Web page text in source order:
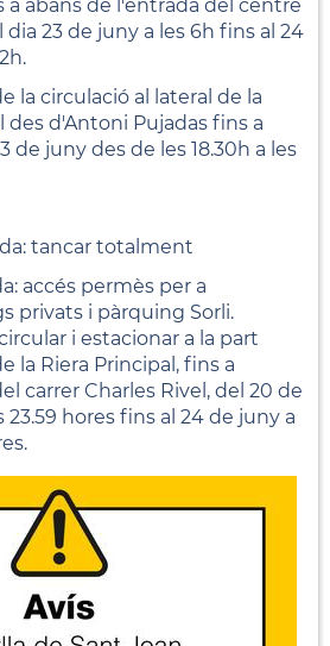
a abans de l'entrada del centre
23 de juny a les 6h fins al 24
la circulació al lateral de la
des d'Antoni Pujadas fins a
de juny des de les 18.30h a les
tancar totalment
accés permès per a
privats i pàrquing Sorli.
i estacionar a la part
la Riera Principal, fins a
carrer Charles Rivel, del 20 de
23.59 hores fins al 24 de juny a